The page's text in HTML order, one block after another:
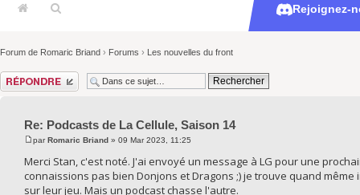
Rejoignez-
Podcasts
Forum de Romaric Briand › Forums › Les nouvelles du front
Répondre
Re: Podcasts de La Cellule, Saison 14
parRomaric Briand » 09 Mar 2023, 11:25
Merci Stan, c'est noté. J'ai envoyé un message à LG pour une
connaissions pas bien Donjons et Dragons ;) je trouve quand
sur leur jeu. Mais un podcast chasse l'autre.